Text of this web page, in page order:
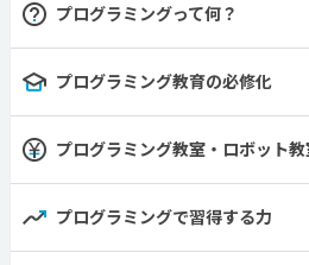
プログラミングって何？
プログラミング教育の必修化
プログラミング教室・ロボット
プログラミングで習得する力